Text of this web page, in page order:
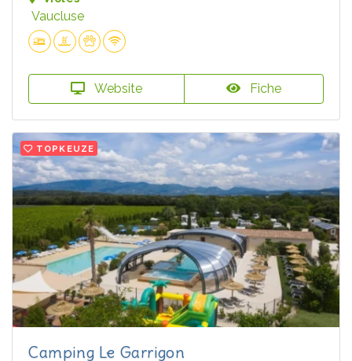
Vaucluse
Website Fiche
TOPKEUZE
Camping Le Garrigon